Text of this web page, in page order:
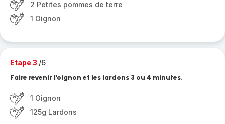
2 Petites pommes de terre
1 Oignon
Etape 3 /6
Faire revenir l'oignon et les lardons 3 ou 4 minutes.
1 Oignon
125g Lardons